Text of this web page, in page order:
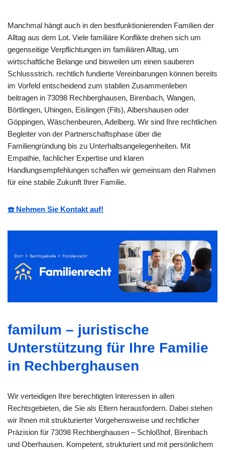
Manchmal hängt auch in den bestfunktionierenden Familien der
Alltag aus dem Lot. Viele familiäre Konflikte drehen sich um
gegenseitige Verpflichtungen im familiären Alltag, um
wirtschaftliche Belange und bisweilen um einen sauberen
Schlussstrich. rechtlich fundierte Vereinbarungen können bereits
im Vorfeld entscheidend zum stabilen Zusammenleben
beitragen in 73098 Rechberghausen, Birenbach, Wangen,
Börtlingen, Uhingen, Eislingen (Fils), Albershausen oder
Göppingen, Wäschenbeuren, Adelberg. Wir sind Ihre rechtlichen
Begleiter von der Partnerschaftsphase über die
Familiengründung bis zu Unterhaltsangelegenheiten. Mit
Empathie, fachlicher Expertise und klaren
Handlungsempfehlungen schaffen wir gemeinsam den Rahmen
für eine stabile Zukunft Ihrer Familie.
☎️ Nehmen Sie Kontakt auf!
familum – juristische
Unterstützung für Ihre Familie
in Rechberghausen
Wir verteidigen Ihre berechtigten Interessen in allen
Rechtsgebieten, die Sie als Eltern herausfordern. Dabei stehen
wir Ihnen mit strukturierter Vorgehensweise und rechtlicher
Präzision für 73098 Rechberghausen – Schloßhof, Birenbach
und Oberhausen. Kompetent, strukturiert und mit persönlichem